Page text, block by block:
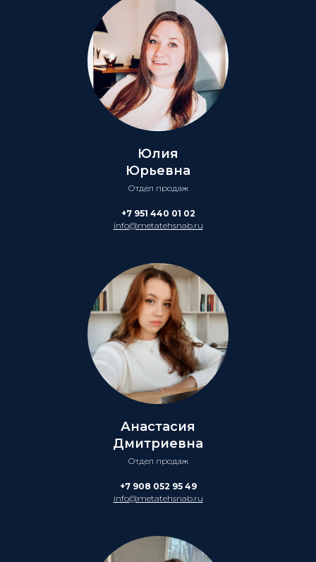
Юлия
Юрьевна
Отдел продаж
+7 951 440 01 02
info@metatehsnab.ru
Анастасия
Дмитриевна
Отдел продаж
+7 908 052 95 49
info@metatehsnab.ru